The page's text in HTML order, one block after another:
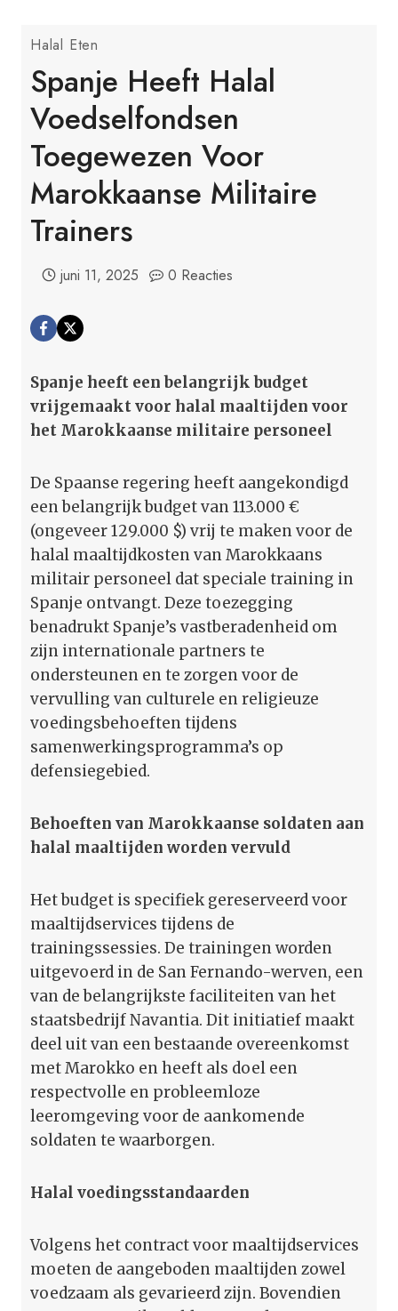
Halal Eten
Spanje Heeft Halal
Voedselfondsen
Toegewezen Voor
Marokkaanse Militaire
Trainers
juni 11, 2025 0 Reacties
Spanje heeft een belangrijk budget
vrijgemaakt voor halal maaltijden voor
het Marokkaanse militaire personeel
De Spaanse regering heeft aangekondigd
een belangrijk budget van 113.000 €
(ongeveer 129.000 $) vrij te maken voor de
halal maaltijdkosten van Marokkaans
militair personeel dat speciale training in
Spanje ontvangt. Deze toezegging
benadrukt Spanje’s vastberadenheid om
zijn internationale partners te
ondersteunen en te zorgen voor de
vervulling van culturele en religieuze
voedingsbehoeften tijdens
samenwerkingsprogramma’s op
defensiegebied.
Behoeften van Marokkaanse soldaten aan
halal maaltijden worden vervuld
Het budget is specifiek gereserveerd voor
maaltijdservices tijdens de
trainingssessies. De trainingen worden
uitgevoerd in de San Fernando-werven, een
van de belangrijkste faciliteiten van het
staatsbedrijf Navantia. Dit initiatief maakt
deel uit van een bestaande overeenkomst
met Marokko en heeft als doel een
respectvolle en probleemloze
leeromgeving voor de aankomende
soldaten te waarborgen.
Halal voedingsstandaarden
Volgens het contract voor maaltijdservices
moeten de aangeboden maaltijden zowel
voedzaam als gevarieerd zijn. Bovendien